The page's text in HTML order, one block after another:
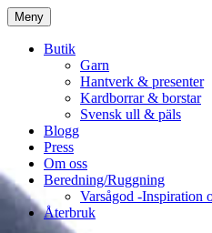
Hoppa
till
innehåll
Meny
Butik
Garn
Hantverk & presenter
Kardborrar & borstar
Svensk ull & päls
Blogg
Press
Om oss
Beredning/Ruggning
Varsågod -Inspiration
Återbruk